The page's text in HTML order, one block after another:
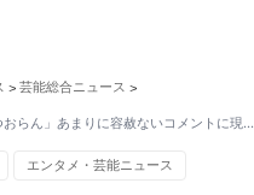
> 芸能総合ニュース >
らん」あまりに容赦ないコメントに現…
エンタメ・芸能ニュース